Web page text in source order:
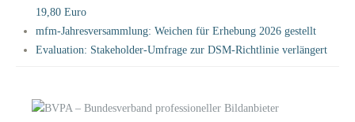
19,80 Euro
mfm-Jahresversammlung: Weichen für Erhebung 2026 gestellt
Evaluation: Stakeholder-Umfrage zur DSM-Richtlinie verlängert